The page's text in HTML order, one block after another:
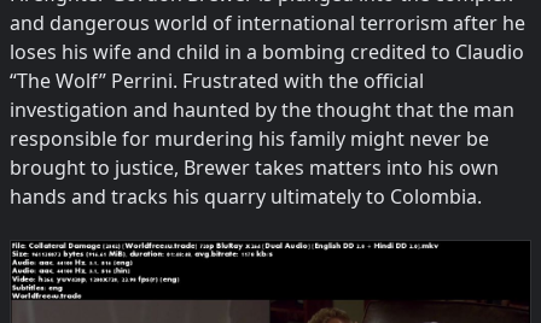
and dangerous world of international terrorism after he
loses his wife and child in a bombing credited to Claudio
“The Wolf” Perrini. Frustrated with the official
investigation and haunted by the thought that the man
responsible for murdering his family might never be
brought to justice, Brewer takes matters into his own
hands and tracks his quarry ultimately to Colombia.